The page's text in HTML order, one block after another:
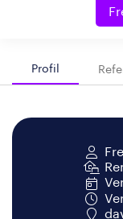
Profil